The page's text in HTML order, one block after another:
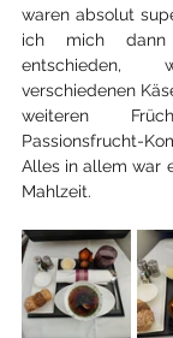
waren absolut
ich mich
verschiedenen
weiteren
Passionsfrucht-
Alles in allem war
Mahlzeit.